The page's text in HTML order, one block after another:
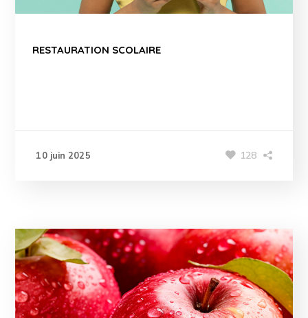
RESTAURATION SCOLAIRE
10 juin 2025 128